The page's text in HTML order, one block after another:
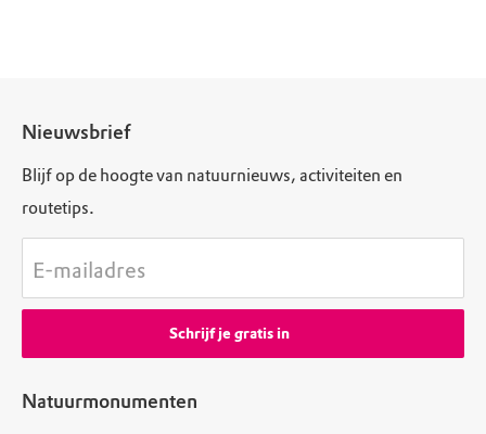
Natuurmonumenten
Nieuwsbrief
Blijf op de hoogte van natuurnieuws, activiteiten en
routetips.
E-mailadres
Schrijf je gratis in